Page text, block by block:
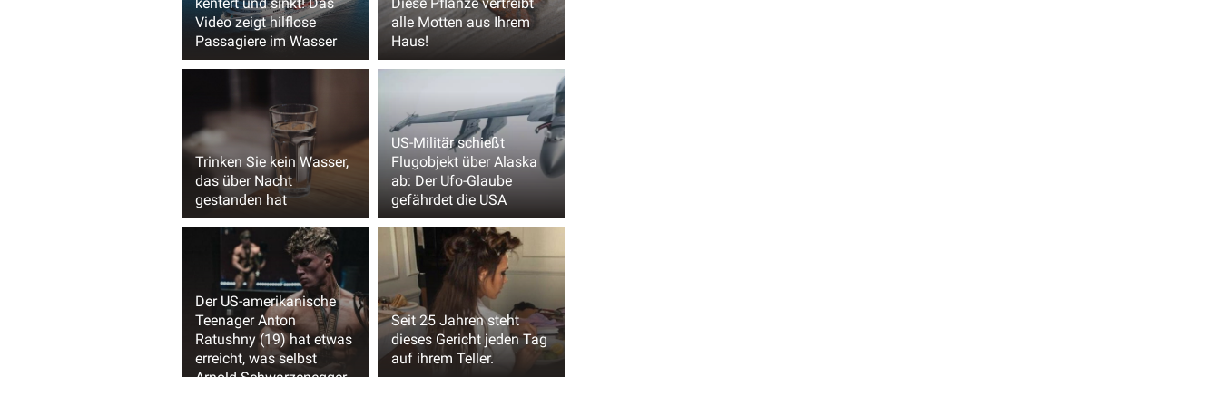
Video zeigt hilflose
Passagiere im Wasser
alle Motten aus Ihrem
Haus!
Trinken Sie kein Wasser,
das über Nacht
gestanden hat
US-Militär schießt
Flugobjekt über Alaska
ab: Der Ufo-Glaube
gefährdet die USA
Der US-amerikanische
Teenager Anton
Ratushny (19) hat etwas
erreicht, was selbst
Arnold Schwarzenegger
Seit 25 Jahren steht
dieses Gericht jeden Tag
auf ihrem Teller.